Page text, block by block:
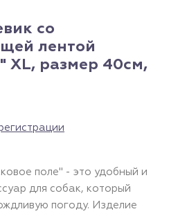
со
лентой
XL, размер 40см,
поле" - это удобный и
для собак, который
погоду. Изделие